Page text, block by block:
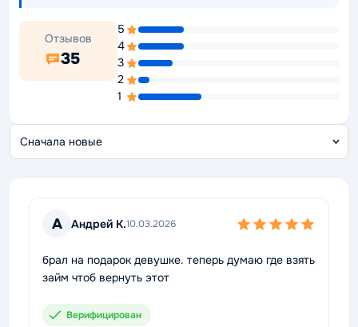
Отзывов
35
5
4
3
2
1
А Андрей К.10.03.2026
брал на подарок девушке. теперь думаю где взять
займ чтоб вернуть этот
Верифицирован